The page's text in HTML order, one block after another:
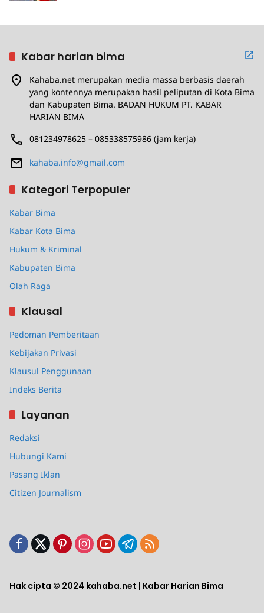
Kabar harian bima
Kahaba.net merupakan media massa berbasis daerah
yang kontennya merupakan hasil peliputan di Kota Bima
dan Kabupaten Bima. BADAN HUKUM PT. KABAR
HARIAN BIMA
081234978625 – 085338575986 (jam kerja)
kahaba.info@gmail.com
Kategori Terpopuler
Kabar Bima
Kabar Kota Bima
Hukum & Kriminal
Kabupaten Bima
Olah Raga
Klausal
Pedoman Pemberitaan
Kebijakan Privasi
Klausul Penggunaan
Indeks Berita
Layanan
Redaksi
Hubungi Kami
Pasang Iklan
Citizen Journalism
Hak cipta © 2024 kahaba.net | Kabar Harian Bima